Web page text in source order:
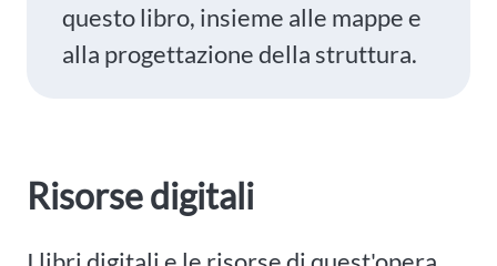
questo libro, insieme alle mappe e
alla progettazione della struttura.
Risorse digitali